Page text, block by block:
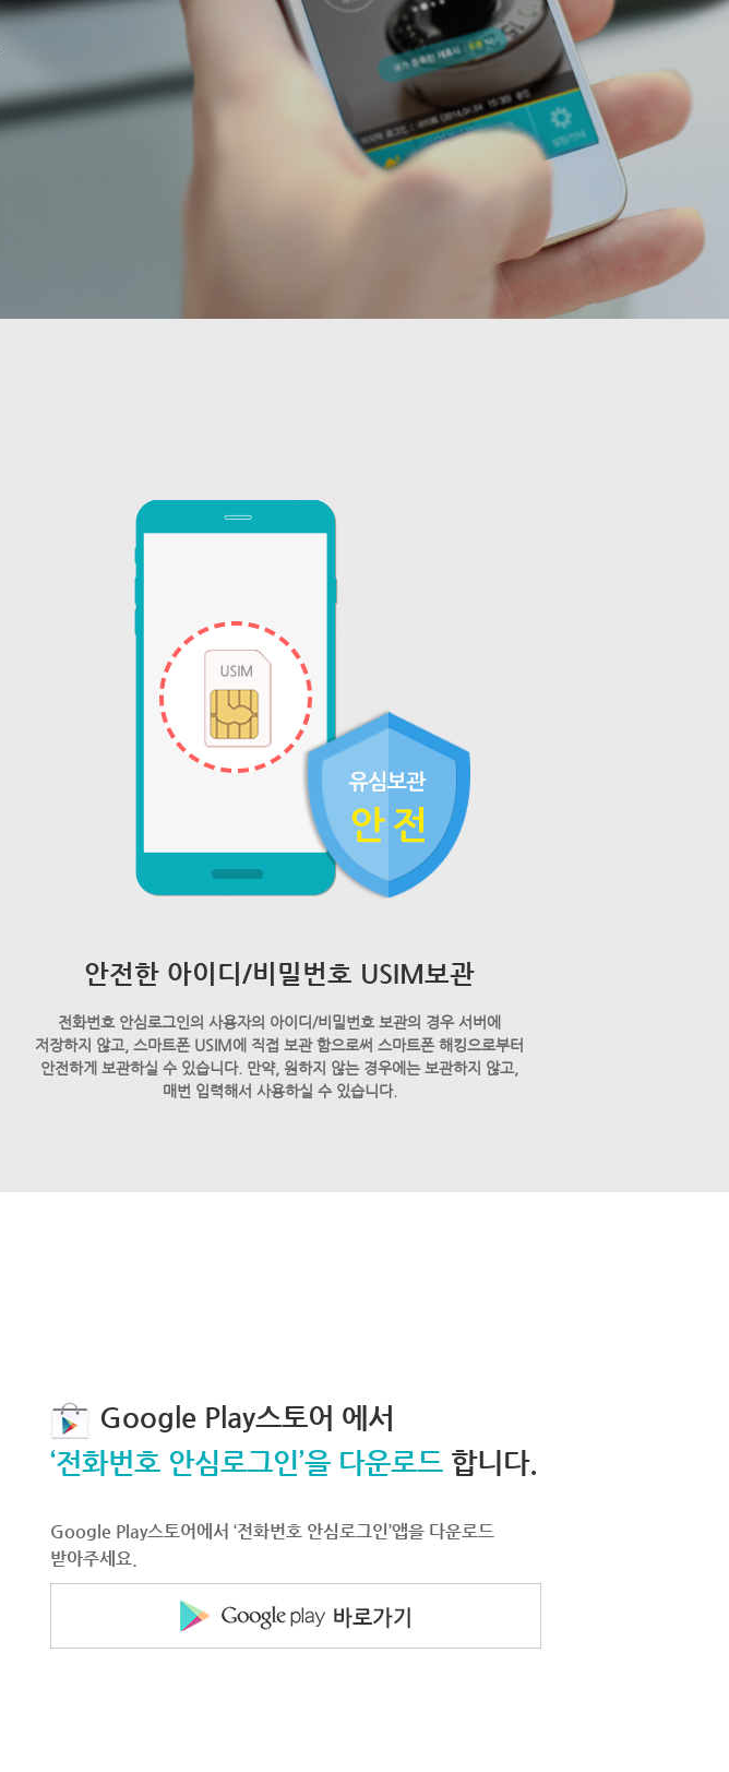
안전한 아이디/비밀번호 USIM보관
전화번호 안심로그인의 사용자의 아이디/비밀번호 보관의 경우 서버에
저장하지 않고, 스마트폰 USIM에 직접 보관 함으로써 스마트폰 해킹으로부터
안전하게 보관하실 수 있습니다. 만약, 원하지 않는 경우에는 보관하지 않고,
매번 입력해서 사용하실 수 있습니다.
Google Play스토어 에서
‘전화번호 안심로그인’을 다운로드 합니다.
Google Play스토어에서 ‘전화번호 안심로그인’앱을 다운로드
받아주세요.